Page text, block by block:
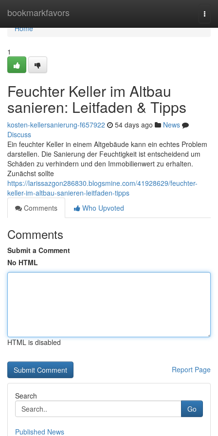
bookmarkfavors
Home
Home
1
Feuchter Keller im Altbau
sanieren: Leitfaden & Tipps
kosten-kellersanierung-f657922 54 days ago
News
Discuss
Ein feuchter Keller in einem Altgebäude kann ein echtes Problem
darstellen. Die Sanierung der Feuchtigkeit ist entscheidend um
Schäden zu verhindern und den Immobilienwert zu erhalten.
Zunächst sollte
https://larissazgon286830.blogsmine.com/41928629/feuchter-
keller-im-altbau-sanieren-leitfaden-tipps
Comments
Who Upvoted
Comments
Submit a Comment
No HTML
HTML is disabled
Report Page
Search
Go
Published News